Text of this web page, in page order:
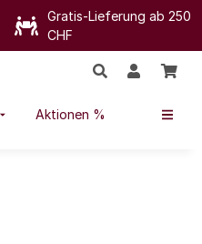
Gratis-Lieferung ab 250
CHF
Aktionen %